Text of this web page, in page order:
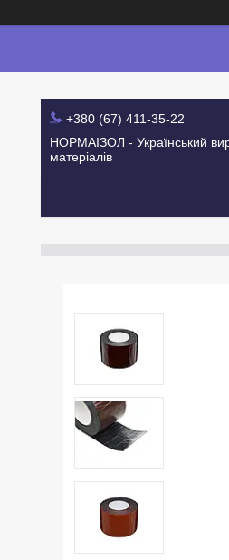
+380 (67) 411-35-22
НОРМАІЗОЛ - Український
матеріалів